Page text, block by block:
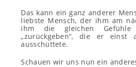
Das kann ein ganz anderer
liebste Mensch, der ihm am
ihm die gleichen Gefühle
„zurückgeben“, die er einst
ausschüttete.
Schauen wir uns nun ein